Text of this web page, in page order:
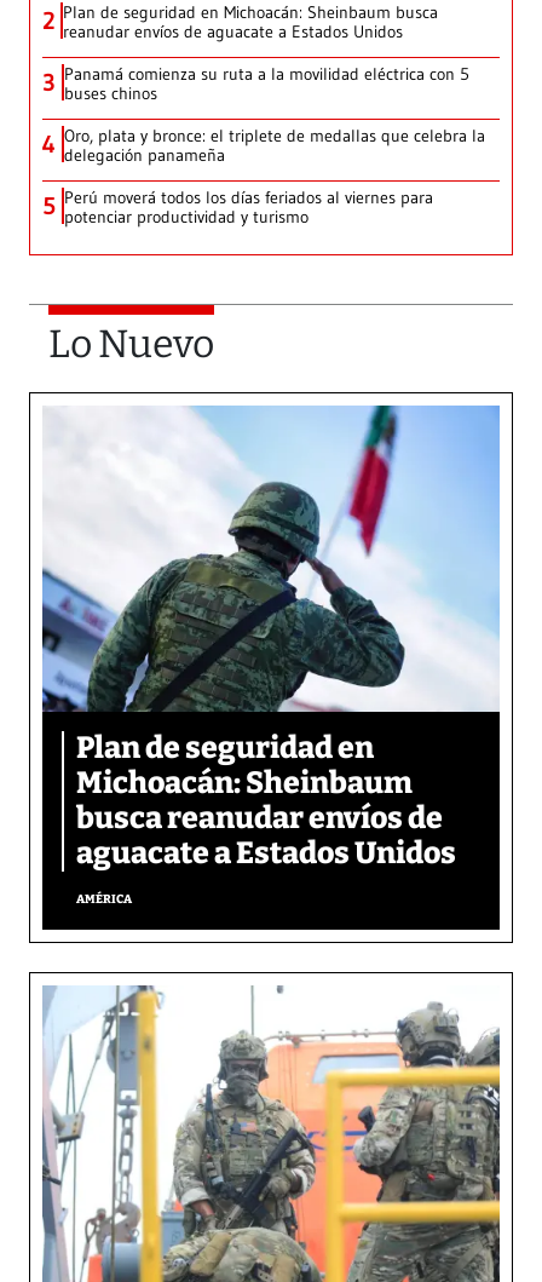
2 Plan de seguridad en Michoacán: Sheinbaum busca
reanudar envíos de aguacate a Estados Unidos
3 Panamá comienza su ruta a la movilidad eléctrica con 5
buses chinos
4 Oro, plata y bronce: el triplete de medallas que celebra la
delegación panameña
5 Perú moverá todos los días feriados al viernes para
potenciar productividad y turismo
Lo Nuevo
Plan de seguridad en
Michoacán: Sheinbaum
busca reanudar envíos de
aguacate a Estados Unidos
AMÉRICA